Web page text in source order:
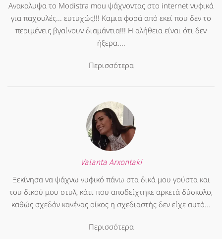
Ανακαλυψα το Modistra mou ψάχνοντας στο internet νυφικά
για παχουλές... ευτυχώς!!! Καμια φορά από εκεί που δεν το
περιμένεις βγαίνουν διαμάντια!!! Η αλήθεια είναι ότι δεν
ήξερα....
Περισσότερα
Valanta Arxontaki
Ξεκίνησα να ψάχνω νυφικό πάνω στα δικά μου γούστα και
του δικού μου στυλ, κάτι που αποδείχτηκε αρκετά δύσκολο,
καθώς σχεδόν κανένας οίκος η σχεδιαστής δεν είχε αυτό...
Περισσότερα